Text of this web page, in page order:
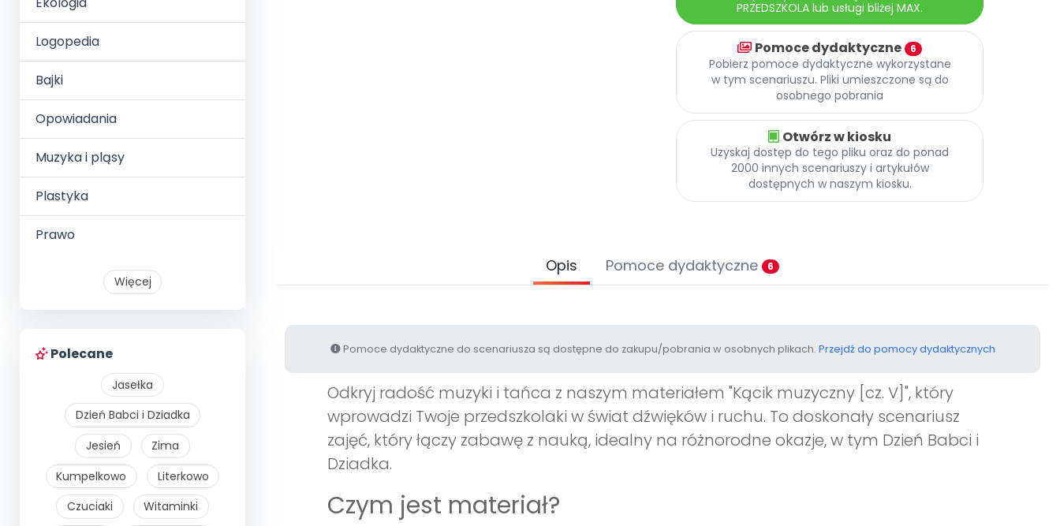
Logopedia
Bajki
Opowiadania
Muzyka i pląsy
Plastyka
Prawo
Więcej
Polecane
Jasełka
Dzień Babci i Dziadka
Jesień
Zima
Kumpelkowo
Literkowo
Czuciaki
Witaminki
PRZEDSZKOLA lub usługi bliżej MAX.
Pomoce dydaktyczne 6
Pobierz pomoce dydaktyczne wykorzystane
w tym scenariuszu. Pliki umieszczone są do
osobnego pobrania
Otwórz w kiosku
Uzyskaj dostęp do tego pliku oraz do ponad
2000 innych scenariuszy i artykułów
dostępnych w naszym kiosku.
Opis Pomoce dydaktyczne 6
Pomoce dydaktyczne do scenariusza są dostępne do zakupu/pobrania w osobnych plikach. Przejdź do pomocy dydaktycznych
Odkryj radość muzyki i tańca z naszym materiałem "Kącik muzyczny [cz. V]", który
wprowadzi Twoje przedszkolaki w świat dźwięków i ruchu. To doskonały scenariusz
zajęć, który łączy zabawę z nauką, idealny na różnorodne okazje, w tym Dzień Babci i
Dziadka.
Czym jest materiał?